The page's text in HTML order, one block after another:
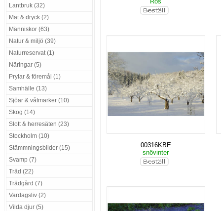
Lantbruk (32)
Mat & dryck (2)
Människor (63)
Natur & miljö (39)
Naturreservat (1)
Näringar (5)
Prylar & föremål (1)
Samhälle (13)
Sjöar & våtmarker (10)
Skog (14)
Slott & herresäten (23)
Stockholm (10)
Stämmningsbilder (15)
Svamp (7)
Träd (22)
Trädgård (7)
Vardagsliv (2)
Vilda djur (5)
00316KBE
snövinter